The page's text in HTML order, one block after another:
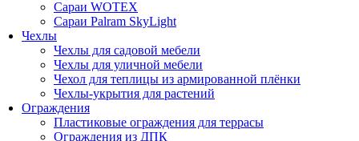
Сараи WOTEX
Сараи Palram SkyLight
Чехлы
Чехлы для садовой мебели
Чехлы для уличной мебели
Чехол для теплицы из армированной плёнки
Чехлы-укрытия для растений
Ограждения
Пластиковые ограждения для террасы
Ограждения из ДПК